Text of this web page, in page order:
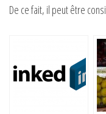
De ce fait, il peut être